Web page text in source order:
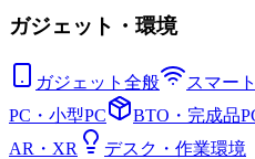
ガジェット・環境
ガジェット全般 スマー
PC・小型PC
BTO・完成品
AR・XR
デスク・作業環境